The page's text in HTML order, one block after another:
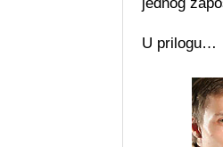
jednog
U prilogu…